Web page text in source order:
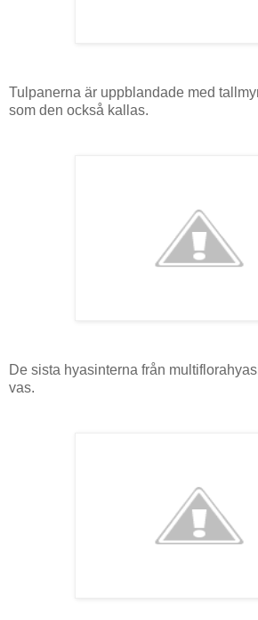
Tulpanerna är uppblandade med
som den också kallas.
De sista hyasinterna från
vas.